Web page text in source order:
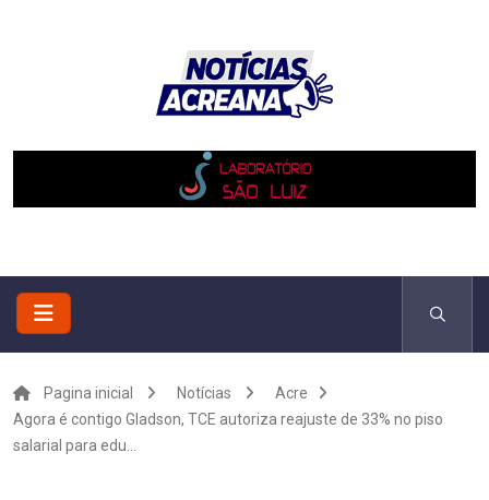
Pagina inicial Notícias
Acre
Agora é contigo Gladson, TCE autoriza reajuste de 33% no piso
salarial para edu...